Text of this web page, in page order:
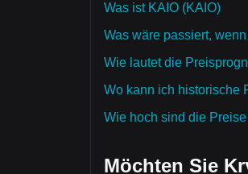
Was ist KAIO (KAIO)
Was wäre passiert,
Wie lautet die
Wo kann ich historische
Wie hoch sind die
Möchten Sie